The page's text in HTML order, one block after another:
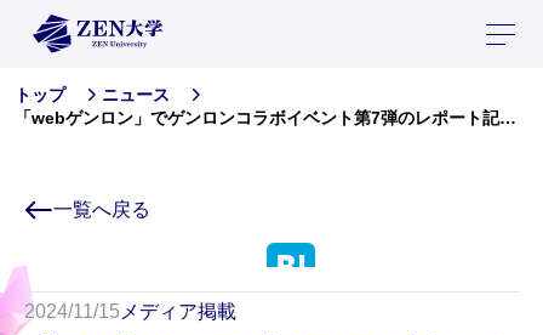
トップ
ニュース
「webゲンロン」でゲンロンコラボイベント第7弾のレポート記事が掲載 暦本純一×清水亮×落合陽一「拡張する人間」
一覧へ戻る
2024/11/15 メディア掲載